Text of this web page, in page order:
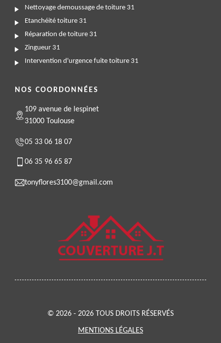
Nettoyage demoussage de toiture 31
Etanchéité toiture 31
Réparation de toiture 31
Zingueur 31
Intervention d'urgence fuite toiture 31
NOS COORDONNÉES
109 avenue de lespinet
31000 Toulouse
05 33 06 18 07
06 35 96 65 87
tonyflores3100@gmail.com
© 2026 - 2026 TOUS DROITS RÉSERVÉS
MENTIONS LÉGALES